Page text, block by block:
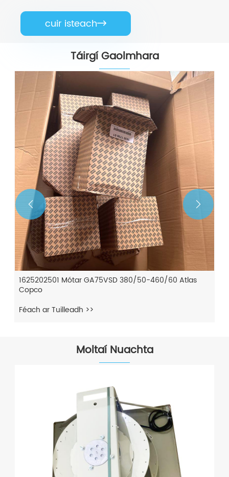
cuir isteach
Táirgí Gaolmhara
1625202501 Mótar GA75VSD 380/50-460/60 Atlas
Copco
Féach ar Tuilleadh >>
 
Moltaí Nuachta